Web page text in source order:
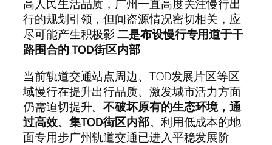
高人民生活品质，广州一直高度关注慢行出
行的规划引领，但间盗源情况密切相关，应
尽可能产生积极影二是布设慢行专用道于干
路围合的 TOD街区内部
当前轨道交通站点周边、TOD发展片区等区
域慢行在提升出行品质、激发城市活力方面
仍需迫切提升。不破坏原有的生态环境，通
过高效、集TOD街区内部。利用低成本的地
面专用步广州轨道交通已进入平稳发展阶